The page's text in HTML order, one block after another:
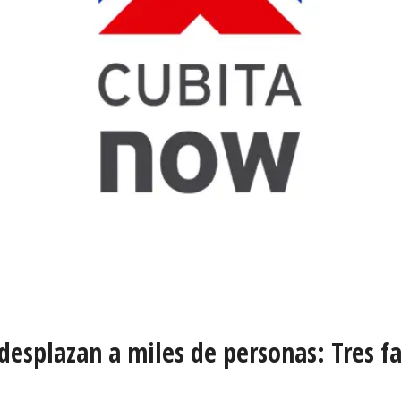
a miles de personas: Tres